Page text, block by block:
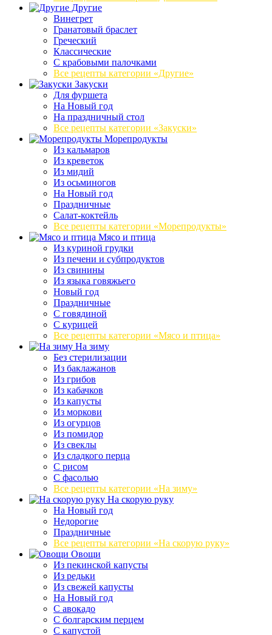
Другие
Винегрет
Гранатовый браслет
Греческий
Классические
С крабовыми палочками
Все рецепты категории «Другие»
Закуски
Для фуршета
На Новый год
На праздничный стол
Все рецепты категории «Закуски»
Морепродукты
Из кальмаров
Из креветок
Из мидий
Из осьминогов
На Новый год
Праздничные
Салат-коктейль
Все рецепты категории «Морепродукты»
Мясо и птица
Из куриной грудки
Из печени и субпродуктов
Из свинины
Из языка говяжьего
Новый год
Праздничные
С говядиной
С курицей
Все рецепты категории «Мясо и птица»
На зиму
Без стерилизации
Из баклажанов
Из грибов
Из кабачков
Из капусты
Из моркови
Из огурцов
Из помидор
Из свеклы
Из сладкого перца
С рисом
С фасолью
Все рецепты категории «На зиму»
На скорую руку
На Новый год
Недорогие
Праздничные
Все рецепты категории «На скорую руку»
Овощи
Из пекинской капусты
Из редьки
Из свежей капусты
На Новый год
С авокадо
С болгарским перцем
С капустой